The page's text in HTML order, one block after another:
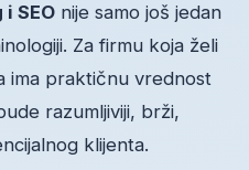
SEO nije samo još jedan
Za firmu koja želi
ima praktičnu vrednost
razumljiviji, brži,
klijenta.